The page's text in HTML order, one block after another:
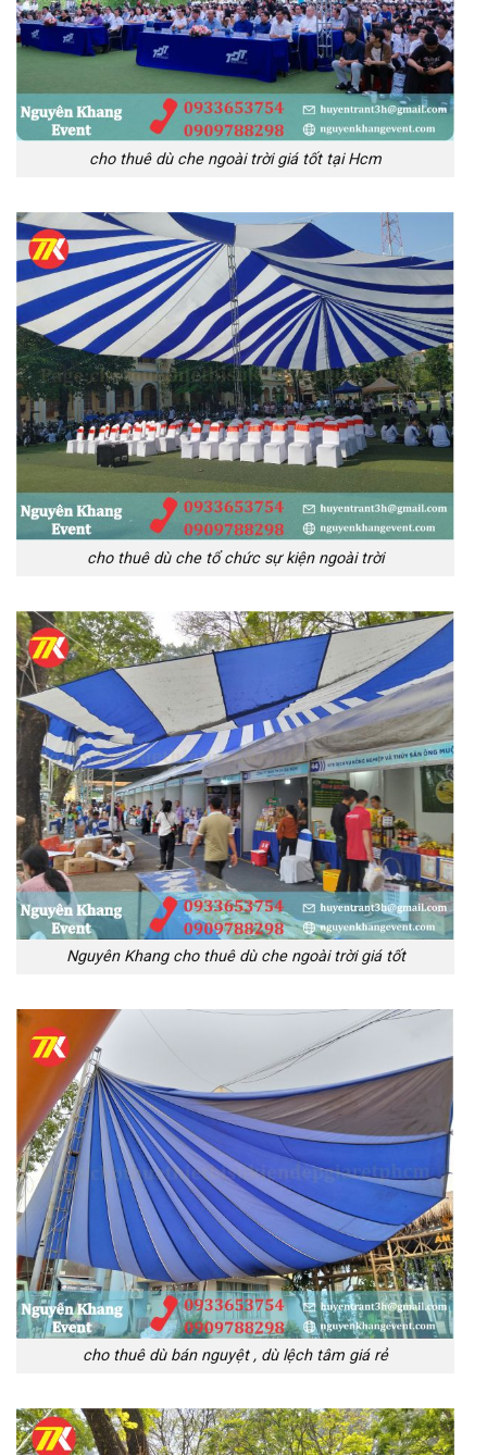
cho thuê dù che ngoài trời giá tốt tại Hcm
cho thuê dù che tổ chức sự kiện ngoài trời
Nguyên Khang cho thuê dù che ngoài trời giá tốt
cho thuê dù bán nguyệt , dù lệch tâm giá rẻ